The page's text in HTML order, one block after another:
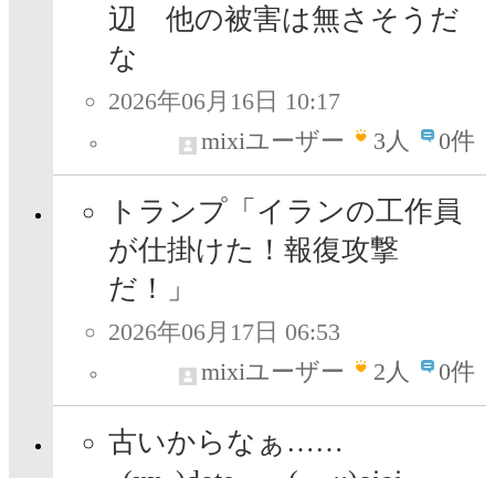
辺 他の被害は無さそうだ
な
2026年06月16日 10:17
mixiユーザー
3人 0件
トランプ「イランの工作員
が仕掛けた！報復攻撃
だ！」
2026年06月17日 06:53
mixiユーザー
2人 0件
古いからなぁ……